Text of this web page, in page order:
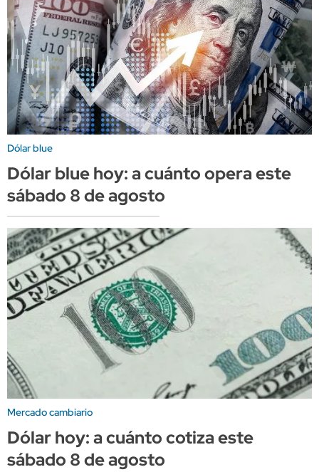
Dólar blue
Dólar blue hoy: a cuánto opera este
sábado 8 de agosto
Mercado cambiario
Dólar hoy: a cuánto cotiza este
sábado 8 de agosto